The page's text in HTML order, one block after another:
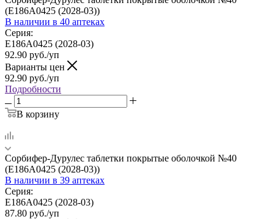
(Е186А0425 (2028-03))
В наличии в 40 аптеках
Серия:
Е186А0425 (2028-03)
92.90 руб./уп
Варианты цен
92.90 руб./уп
Подробности
В корзину
Сорбифер-Дурулес таблетки покрытые оболочкой №40
(E186A0425 (2028-03))
В наличии в 39 аптеках
Серия:
E186A0425 (2028-03)
87.80 руб./уп